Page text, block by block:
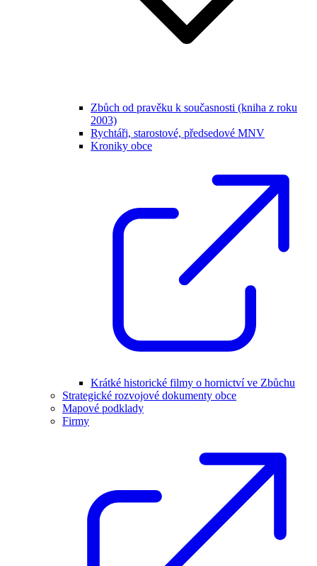
Zbůch od pravěku k současnosti (kniha z roku
2003)
Rychtáři, starostové, předsedové MNV
Kroniky obce
Krátké historické filmy o hornictví ve Zbůchu
Strategické rozvojové dokumenty obce
Mapové podklady
Firmy